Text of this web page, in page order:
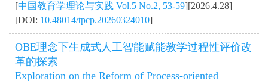
[中国教育学理论与实践 Vol.5 No.2, 53-59][2026.4.28]
[DOI: 10.48014/tpcp.20260324010]
OBE理念下生成式人工智能赋能教学过程性评价改
革的探索
Exploration on the Reform of Process-oriented